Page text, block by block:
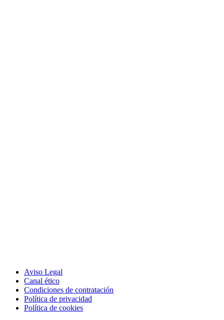
Aviso Legal
Canal ético
Condiciones de contratación
Política de privacidad
Política de cookies